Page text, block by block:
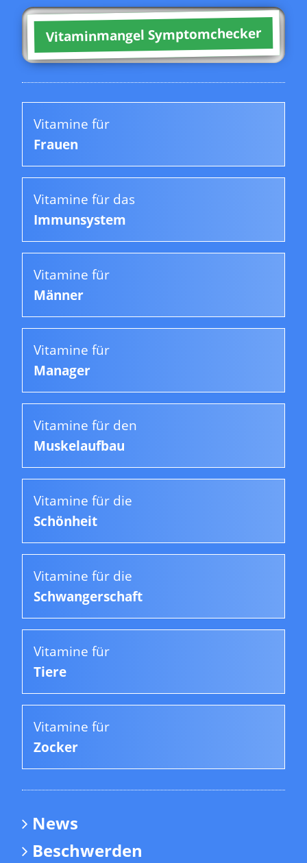
Vitaminmangel Symptomchecker
Vitamine für
Frauen
Vitamine für das
Immunsystem
Vitamine für
Männer
Vitamine für
Manager
Vitamine für den
Muskelaufbau
Vitamine für die
Schönheit
Vitamine für die
Schwangerschaft
Vitamine für
Tiere
Vitamine für
Zocker
News
Beschwerden